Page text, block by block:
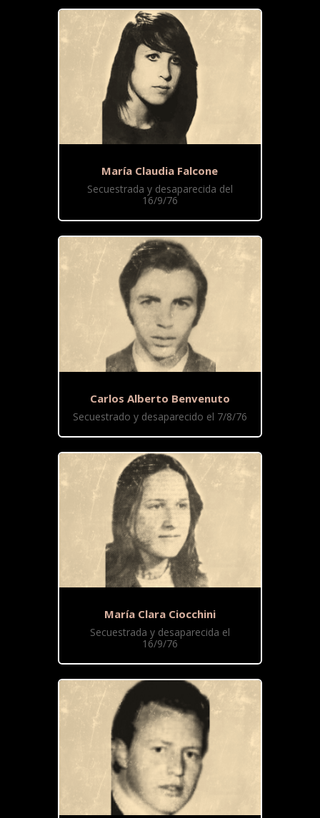
María Claudia Falcone
Secuestrada y desaparecida del
16/9/76
Carlos Alberto Benvenuto
Secuestrado y desaparecido el 7/8/76
María Clara Ciocchini
Secuestrada y desaparecida el
16/9/76